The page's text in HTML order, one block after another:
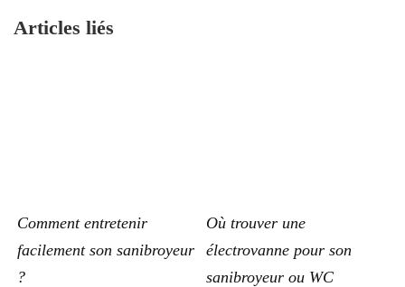
Articles liés
Comment entretenir
facilement son sanibroyeur
?
Où trouver une
électrovanne pour son
sanibroyeur ou WC